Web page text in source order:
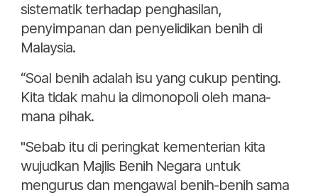
sistematik terhadap penghasilan,
penyimpanan dan penyelidikan benih di
Malaysia.
“Soal benih adalah isu yang cukup penting.
Kita tidak mahu ia dimonopoli oleh mana-
mana pihak.
"Sebab itu di peringkat kementerian kita
wujudkan Majlis Benih Negara untuk
mengurus dan mengawal benih-benih sama